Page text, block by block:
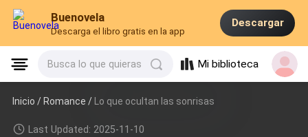
Buenovela
Descarga el libro gratis en la app
Descargar
Busca lo que quieras Mi biblioteca
Inicio /Romance / Lo que ocultan las sonrisas
Last Updated: 2025-11-10